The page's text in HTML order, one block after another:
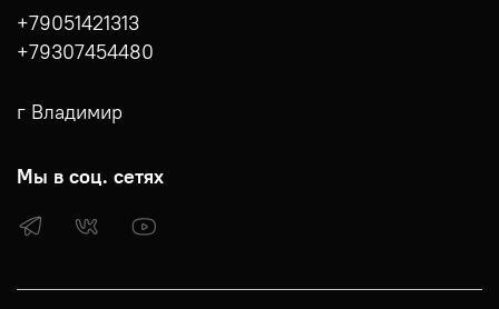
+79051421313
+79307454480
г Владимир
Мы в соц. сетях